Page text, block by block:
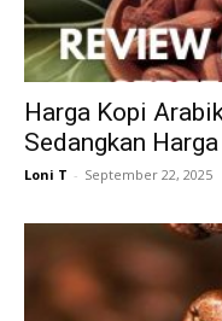
Harga Kopi
Sedangkan
Loni T - September 22, 2025